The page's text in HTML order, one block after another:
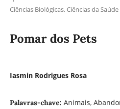
Ciências Biológicas, Ciências da
Pomar dos Pets
Iasmin Rodrigues Rosa
Palavras-chave: Animais,